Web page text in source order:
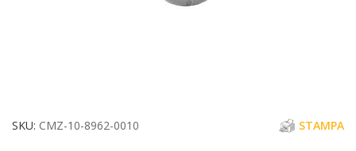
Vai
SKU CMZ-10-8962-0010 STAMPA